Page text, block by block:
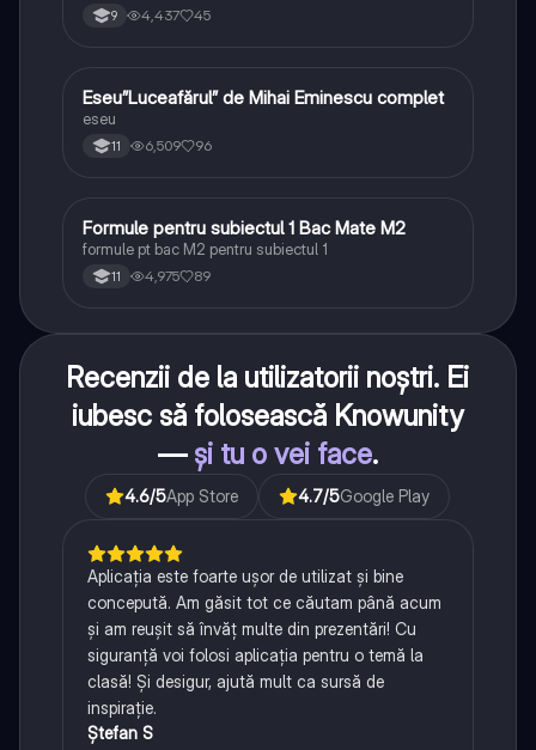
9 4,437 45
Limba și literatura română
Eseu”Luceafărul” de Mihai Eminescu complet
eseu
11 6,509 96
Matematică
Formule pentru subiectul 1 Bac Mate M2
formule pt bac M2 pentru subiectul 1
11 4,975 89
Recenzii de la utilizatorii noștri. Ei
iubesc să folosească Knowunity
— și tu o vei face.
4.6/5App Store 4.7/5Google Play
Aplicația este foarte ușor de utilizat și bine
concepută. Am găsit tot ce căutam până acum
și am reușit să învăț multe din prezentări! Cu
siguranță voi folosi aplicația pentru o temă la
clasă! Și desigur, ajută mult ca sursă de
inspirație.
Ștefan S